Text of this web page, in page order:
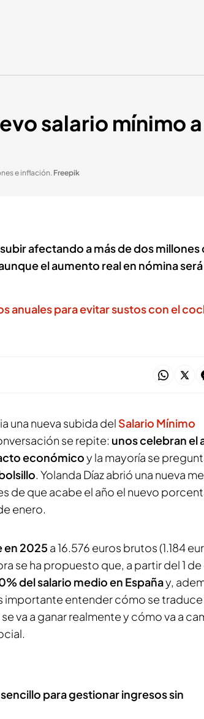
salario mínimo
e inflación. Freepik
afectando a más de dos millones
el aumento real en nómina será
anuales para evitar sustos con el
una nueva subida del Salario Mínimo
se repite: unos celebran el
económicoy la mayoría se
. Yolanda Díaz abrió una nueva
de que acabe el año el nuevo
enero.
en 2025 a 16.576 euros brutos (1.184
se ha propuesto que, a partir del 1
del salario medio en Españay,
importante entender cómo se traduce
va a ganar realmente y cómo va a
para gestionar ingresos sin